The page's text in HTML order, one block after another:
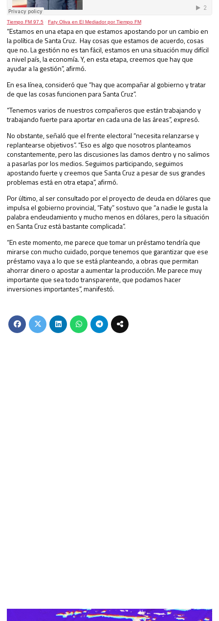
Tiempo FM 97.5 · Faty Oliva en El Mediador por Tiempo FM
“Estamos en una etapa en que estamos apostando por un cambio en
la política de Santa Cruz. Hay cosas que estamos de acuerdo, cosas
que no. La gestión no es tan fácil, estamos en una situación muy difícil
a nivel país, la economía. Y, en esta etapa, creemos que hay que
ayudar a la gestión”, afirmó.
En esa línea, consideró que “hay que acompañar al gobierno y tratar
de que las cosas funcionen para Santa Cruz”.
“Tenemos varios de nuestros compañeros que están trabajando y
trabajando fuerte para aportar en cada una de las áreas”, expresó.
No obstante, señaló que el frente electoral “necesita relanzarse y
replantearse objetivos”. “Eso es algo que nosotros planteamos
constantemente, pero las discusiones las damos dentro y no salimos
a pasarlas por los medios. Seguimos participando, seguimos
apostando fuerte y creemos que Santa Cruz a pesar de sus grandes
problemas está en otra etapa”, afirmó.
Por último, al ser consultado por el proyecto de deuda en dólares que
impulsa el gobierno provincial, “Faty” sostuvo que “a nadie le gusta la
palabra endeudamiento y mucho menos en dólares, pero la situación
en Santa Cruz está bastante complicada”.
“En este momento, me parece que tomar un préstamo tendría que
mirarse con mucho cuidado, porque tenemos que garantizar que ese
préstamo vaya a lo que se está planteando, a obras que permitan
ahorrar dinero o apostar a aumentar la producción. Me parece muy
importante que sea todo transparente, que podamos hacer
inversiones importantes”, manifestó.